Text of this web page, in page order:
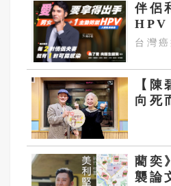
伴侶
HPV
妳！
台灣
【
向死
藺奕
襲論